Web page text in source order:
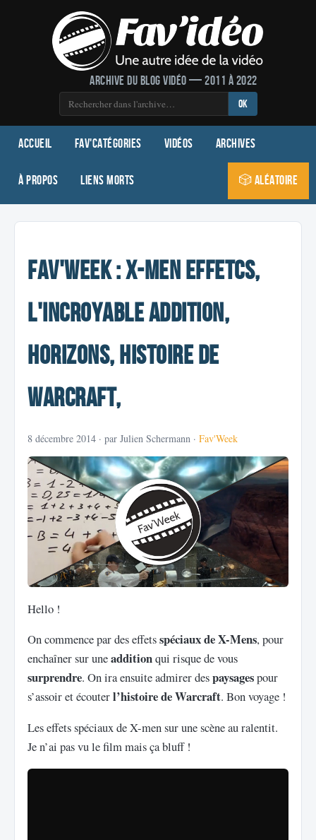
Archive du blog vidéo — 2011 à 2022
OK
Accueil Fav'Catégories Vidéos Archives
À propos Liens morts 🎲 Aléatoire
Fav'week : X-Men effetcs,
L'incroyable addition,
Horizons, Histoire de
Warcraft,
8 décembre 2014 · par Julien Schermann · Fav'Week
Hello !
On commence par des effetsspéciaux de X-Mens, pour
enchaîner sur uneadditionqui risque de vous
surprendre. On ira ensuite admirer despaysagespour
s’assoir et écouterl’histoire de Warcraft. Bon voyage !
Les effets spéciaux de X-men sur une scène au ralentit.
Je n’ai pas vu le film mais ça bluff !